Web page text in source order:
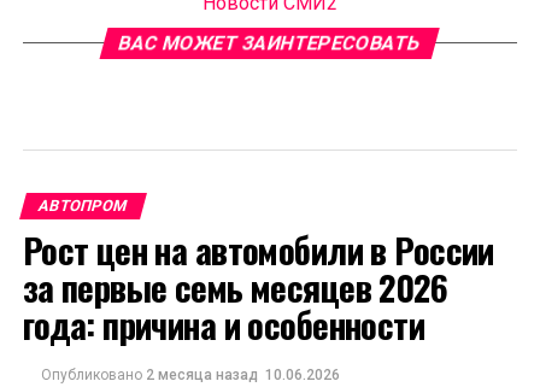
ВАС МОЖЕТ ЗАИНТЕРЕСОВАТЬ
АВТОПРОМ
Рост цен на автомобили в России
за первые семь месяцев 2026
года: причина и особенности
Опубликовано 2 месяца назад 10.06.2026